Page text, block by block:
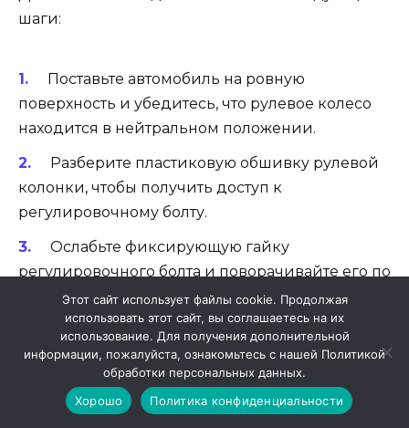
шаги:
Поставьте автомобиль на ровную
поверхность и убедитесь, что рулевое колесо
находится в нейтральном положении.
Разберите пластиковую обшивку рулевой
колонки, чтобы получить доступ к
регулировочному болту.
Ослабьте фиксирующую гайку
регулировочного болта и поворачивайте его по
часовой стрелке или против часовой стрелки,
чтобы устранить люфт.
После регулировки затяните
фиксирующую гайку регулировочного болта и
убедитесь, что рулевая колонка не имеет
Этот сайт использует файлы cookie. Продолжая
использовать этот сайт, вы соглашаетесь на их
использование. Для получения дополнительной
информации, пожалуйста, ознакомьтесь с нашей Политикой
обработки персональных данных.
Хорошо
Политика конфиденциальности